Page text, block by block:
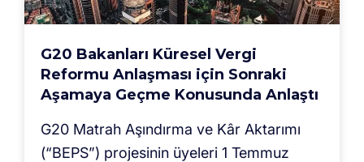
G20 Bakanları Küresel Vergi
Reformu Anlaşması için Sonraki
Aşamaya Geçme Konusunda Anlaştı
G20 Matrah Aşındırma ve Kâr Aktarımı
(“BEPS”) projesinin üyeleri 1 Temmuz